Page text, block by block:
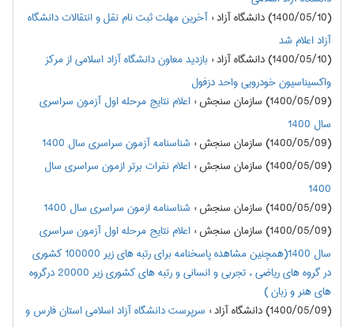
(1400/05/10) دانشگاه آزاد
:آخرین مهلت ثبت نام نقل و انتقالات دانشگاه
آزاد اعلام شد
(1400/05/10) دانشگاه آزاد
:بازدید معاون دانشگاه آزاد اسلامی از مرکز
واکسیناسیون خودرویی واحد دزفول
(1400/05/09) سازمان سنجش
:اعلام نتايج مرحله اول آزمون سراسري
سال 1400
(1400/05/09) سازمان سنجش
: شناسنامه آزمون سراسری سال 1400
(1400/05/09) سازمان سنجش
:اعلام نفرات برتر ازمون سراسري سال
1400
(1400/05/09) سازمان سنجش
: شناسنامه ازمون سراسري سال 1400
(1400/05/09) سازمان سنجش
:اعلام نتايج مرحله اول آزمون سراسري
سال 1400(همچنین مشاهده پاسخنامه برای رتبه های زیر 100000 کشوری
در گروه های ریاضی ، تجربی و انسانی و رتبه های کشوری زیر 20000 درگروه
های هنر و زبان )
(1400/05/09) دانشگاه آزاد
: سرپرست دانشگاه آزاد اسلامی استان فارس و